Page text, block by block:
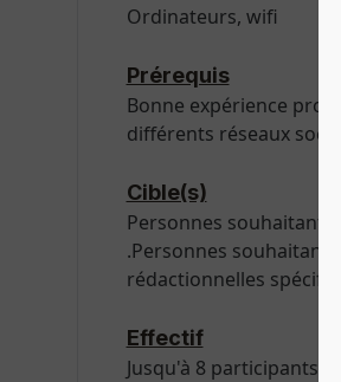
Ordinateurs, wifi
Prérequis
Bonne expérience
différents réseaux
Cible(s)
Personnes souhaitant
.Personnes souhaitant
rédactionnelles
Effectif
Jusqu'à 8 participants